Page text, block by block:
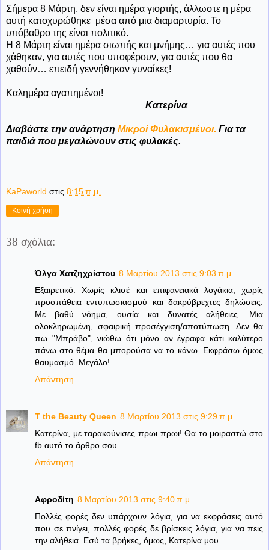
Σήμερα 8 Μάρτη, δεν είναι ημέρα γιορτής, άλλωστε η μέρα
αυτή κατοχυρώθηκε μέσα από μια διαμαρτυρία. Το
υπόβαθρο της είναι πολιτικό.
Η 8 Μάρτη είναι ημέρα σιωπής και μνήμης… για αυτές που
χάθηκαν, για αυτές που υποφέρουν, για αυτές που θα
χαθούν… επειδή γεννήθηκαν γυναίκες!
Καλημέρα αγαπημένοι!
Κατερίνα
Διαβάστε την ανάρτηση Μικροί Φυλακισμένοι. Για τα
παιδιά που μεγαλώνουν στις φυλακές.
KaPaworld στις 8:15 π.μ.
Κοινή χρήση
38 σχόλια:
Όλγα Χατζηχρίστου 8 Μαρτίου 2013 στις 9:03 π.μ.
Εξαιρετικό. Χωρίς κλισέ και επιφανειακά λογάκια, χωρίς
προσπάθεια εντυπωσιασμού και δακρύβρεχτες δηλώσεις.
Με βαθύ νόημα, ουσία και δυνατές αλήθειες. Μια
ολοκληρωμένη, σφαιρική προσέγγιση/αποτύπωση. Δεν θα
πω "Μπράβο", νιώθω ότι μόνο αν έγραφα κάτι καλύτερο
πάνω στο θέμα θα μπορούσα να το κάνω. Εκφράσω όμως
θαυμασμό. Μεγάλο!
Απάντηση
T the Beauty Queen 8 Μαρτίου 2013 στις 9:29 π.μ.
Κατερίνα, με ταρακούνισες πρωι πρωι! Θα το μοιραστώ στο
fb αυτό το άρθρο σου.
Απάντηση
Αφροδίτη 8 Μαρτίου 2013 στις 9:40 π.μ.
Πολλές φορές δεν υπάρχουν λόγια, για να εκφράσεις αυτό
που σε πνίγει, πολλές φορές δε βρίσκεις λόγια, για να πεις
την αλήθεια. Εσύ τα βρήκες, όμως, Κατερίνα μου.